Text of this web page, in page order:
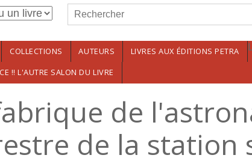
de recherche
Rechercher
COLLECTIONS AUTEURS LIVRES AUX ÉDITIONS PETRA
!! L'AUTRE SALON DU LIVRE
de
de la station